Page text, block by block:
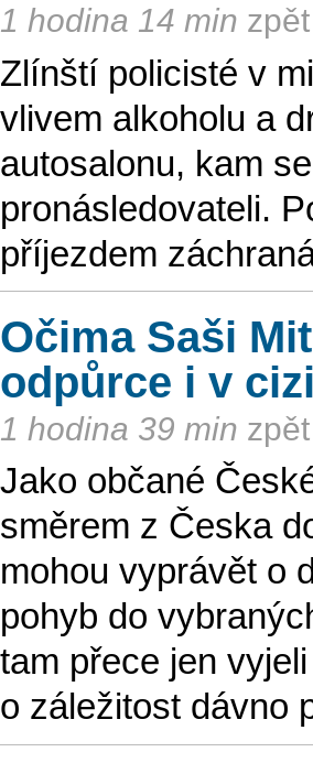
1 hodina 14 min zpět
Zlínští policisté v
vlivem alkoholu a
autosalonu, kam
pronásledovateli.
příjezdem
Očima Saši
odpůrce i v
1 hodina 39 min zpět
Jako občané
směrem z Česka
mohou vyprávět o
pohyb do
tam přece jen
o záležitost dávno